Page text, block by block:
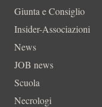
Giunta e Consiglio
Insider-Associazioni
News
JOB news
Scuola
Necrologi